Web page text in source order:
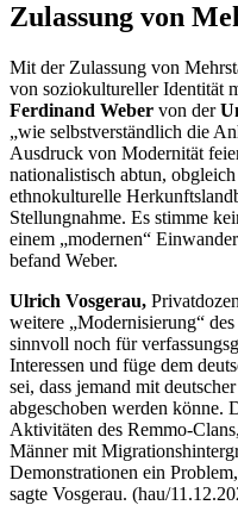
Zulassung von
Mit der Zulassung von
von soziokultureller Identität
Ferdinand Weber von der
„wie selbstverständlich die
Ausdruck von Modernität
nationalistisch abtun,
ethnokulturelle
Stellungnahme. Es stimme
einem „modernen“
befand Weber.
Ulrich Vosgerau,
weitere „Modernisierung“
sinnvoll noch für
Interessen und füge dem
sei, dass jemand mit
abgeschoben werden könne.
Aktivitäten des Remmo-
Männer mit
Demonstrationen ein
sagte Vosgerau. (hau/